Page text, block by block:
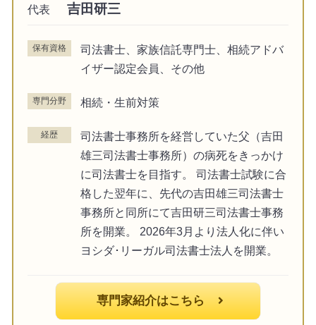
代表
吉田研三
保有資格
司法書士、家族信託専門士、相続アドバ
イザー認定会員、その他
専門分野 相続・生前対策
経歴
司法書士事務所を経営していた父（吉田
雄三司法書士事務所）の病死をきっかけ
に司法書士を目指す。 司法書士試験に合
格した翌年に、先代の吉田雄三司法書士
事務所と同所にて吉田研三司法書士事務
所を開業。 2026年3月より法人化に伴い
ヨシダ･リーガル司法書士法人を開業。
専門家紹介はこちら